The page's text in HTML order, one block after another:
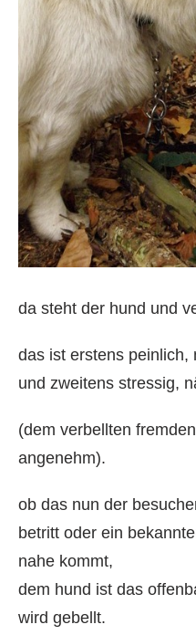
da steht der hund und
das ist erstens peinlich,
und zweitens stressig,
(dem verbellten
angenehm).
ob das nun der
betritt oder ein
nahe kommt,
dem hund ist das
wird gebellt.